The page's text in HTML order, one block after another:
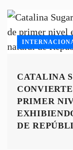
CATALINA
PRIMER
DE